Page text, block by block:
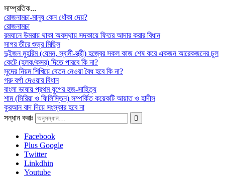
সাম্প্রতিক...
রোজনামচা-মানুষ কেন ধোঁকা দেয়?
রোজনামচা
রমযানে উমরায় থাকা অবস্থায় সদকায়ে ফিতর আদার করার বিধান
সাগর তীরে শুভ্র মিছিল
দুইজন মুহরিম (যেমন, স্বামী-স্ত্রী) হজ্বের সকল কাজ শেষ করে একজন আরেকজনের চুল
কেটে (হলক/কসর) দিতে পারবে কি না?
সুদের নিয়ম শিখিয়ে বেতন নেওয়া বৈধ হবে কি না?
গরু বর্গা দেওয়ার বিধান
বাংলা ভাষায় প্রথম যুগের হজ-সাহিত্য
শাম (সিরিয়া ও ফিলিস্তিন) সম্পর্কিত কয়েকটি আয়াত ও হাদীস
কুরআন বাদ দিয়ে সংস্কার হবে না
সন্ধান করাঃ
Facebook
Plus Google
Twitter
Linkdhin
Youtube